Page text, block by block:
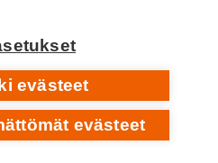
evästeet
evästeet